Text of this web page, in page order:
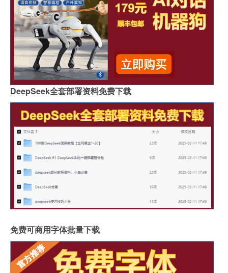
DeepSeek全套部署资料免费下载
免费可商用字体批量下载